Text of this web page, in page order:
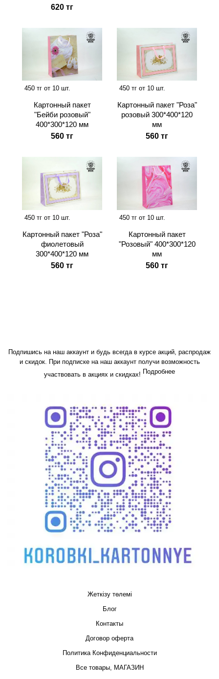
620 тг
450 тг от 10 шт.
Картонный пакет
"Бейби розовый"
400*300*120 мм
560 тг
450 тг от 10 шт.
Картонный пакет "Роза"
розовый 300*400*120
мм
560 тг
450 тг от 10 шт.
Картонный пакет "Роза"
фиолетовый
300*400*120 мм
560 тг
450 тг от 10 шт.
Картонный пакет
"Розовый" 400*300*120
мм
560 тг
Подпишись на наш аккаунт и будь всегда в курсе акций, распродаж
и скидок. При подписке на наш аккаунт получи возможность
участвовать в акциях и скидках! Подробнее
Жеткізу төлемі
Блог
Контакты
Договор оферта
Политика Конфиденциальности
Все товары, МАГАЗИН